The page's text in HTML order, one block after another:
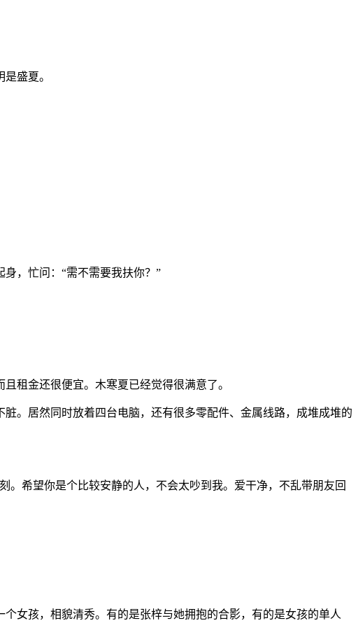
盛夏。
，忙问：“需不需要我扶你？”
租金还很便宜。木寒夏已经觉得很满意了。
。居然同时放着四台电脑，还有很多零配件、金属线路，成堆成堆的
希望你是个比较安静的人，不会太吵到我。爱干净，不乱带朋友回
女孩，相貌清秀。有的是张梓与她拥抱的合影，有的是女孩的单人